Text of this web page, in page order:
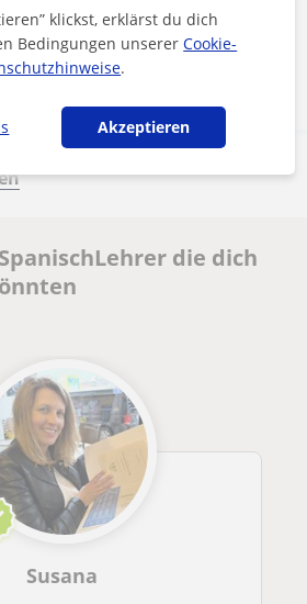
senden
die dich
Susana
klickst, erklärst du dich
Bedingungen unsererCookie-
.
Akzeptieren